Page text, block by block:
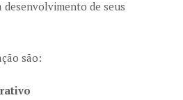
de seus
são: